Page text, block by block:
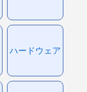
ハードウェア